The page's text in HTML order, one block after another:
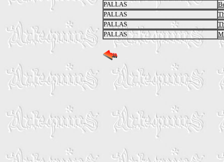
PALLAS
PALLAS
PALLAS
PALLAS